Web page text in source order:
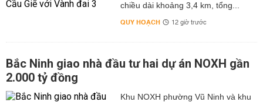
chiều dài khoảng 3,4 km, tổng...
QUY HOẠCH 12 giờ trước
Bắc Ninh giao nhà đầu tư hai dự án NOXH gần
2.000 tỷ đồng
Khu NOXH phường Vũ Ninh và khu